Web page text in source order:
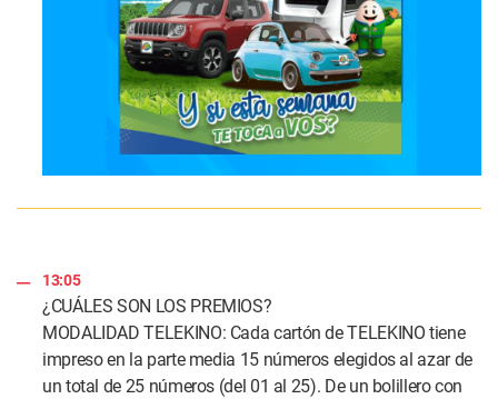
13:05
¿CUÁLES SON LOS PREMIOS?
MODALIDAD TELEKINO: Cada cartón de TELEKINO tiene
impreso en la parte media 15 números elegidos al azar de
un total de 25 números (del 01 al 25). De un bolillero con